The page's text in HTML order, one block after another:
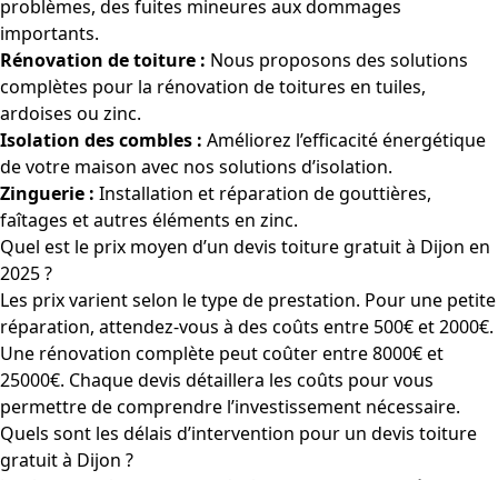
problèmes, des fuites mineures aux dommages
importants.
Rénovation de toiture : Nous proposons des solutions
complètes pour la rénovation de toitures en tuiles,
ardoises ou zinc.
Isolation des combles : Améliorez l’efficacité énergétique
de votre maison avec nos solutions d’isolation.
Zinguerie : Installation et réparation de gouttières,
faîtages et autres éléments en zinc.
Quel est le prix moyen d’un devis toiture gratuit à Dijon en
2025 ?
Les prix varient selon le type de prestation. Pour une petite
réparation, attendez-vous à des coûts entre 500€ et 2000€.
Une rénovation complète peut coûter entre 8000€ et
25000€. Chaque devis détaillera les coûts pour vous
permettre de comprendre l’investissement nécessaire.
Quels sont les délais d’intervention pour un devis toiture
gratuit à Dijon ?